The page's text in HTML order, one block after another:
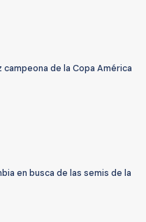
de la Copa América
en busca de las semis de la